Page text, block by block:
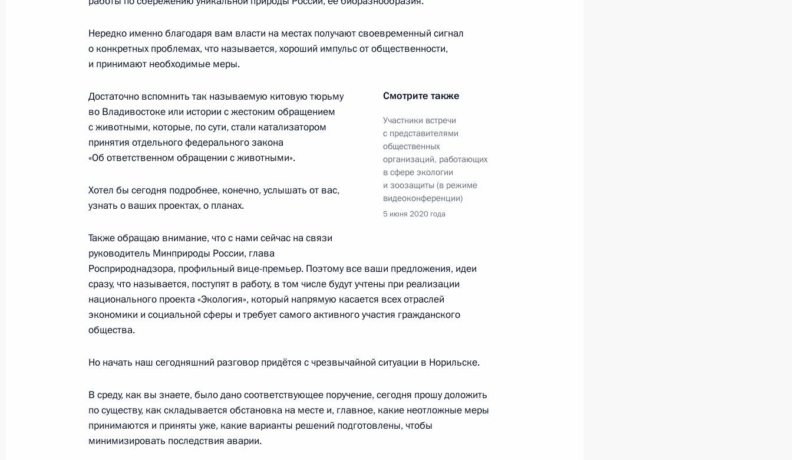
25 июня 2020 года, четверг
Встреча с членами Общественной палаты
19 июня 2020 года, пятница
Совещание с представителями отраслей экономики,
коронавирусной инфекции
19 июня 2020 года, 16:50
3
Совещание о ходе ликвидации последствий разлива дизельного
топлива в Красноярском крае
19 июня 2020 года, 15:00 Московская область, Ново-Огарёво
4
18 июня 2020 года, четверг
мониторингу Юрием Чиханчиным
Нередко именно благодаря вам власти на местах получают своевременный сигнал
о конкретных проблемах, что называется, хороший импульс от общественности,
и принимают необходимые меры.
Смотрите также
Участники встречи
с представителями
общественных
организаций, работающих
в сфере экологии
и зоозащиты (в режиме
видеоконференции)
5 июня 2020 года
Достаточно вспомнить так называемую китовую тюрьму
во Владивостоке или истории с жестоким обращением
с животными, которые, по сути, стали катализатором
принятия отдельного федерального закона
«Об ответственном обращении с животными».
Хотел бы сегодня подробнее, конечно, услышать от вас,
узнать о ваших проектах, о планах.
Также обращаю внимание, что с нами сейчас на связи
руководитель Минприроды России, глава
Росприроднадзора, профильный вице-премьер. Поэтому все ваши предложения, идеи
сразу, что называется, поступят в работу, в том числе будут учтены при реализации
национального проекта «Экология», который напрямую касается всех отраслей
экономики и социальной сферы и требует самого активного участия гражданского
общества.
Но начать наш сегодняшний разговор придётся с чрезвычайной ситуации в Норильске.
В среду, как вы знаете, было дано соответствующее поручение, сегодня прошу доложить
по существу, как складывается обстановка на месте и, главное, какие неотложные меры
принимаются и приняты уже, какие варианты решений подготовлены, чтобы
минимизировать последствия аварии.